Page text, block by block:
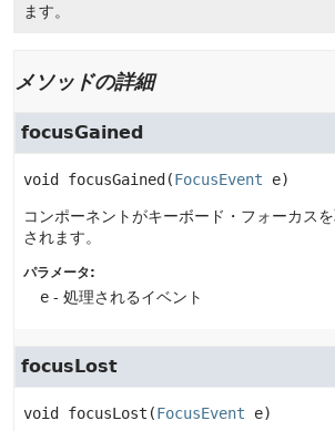
ます。
メソッドの詳細
focusGained
void focusGained (FocusEvent e)
コンポーネントがキーボード・フォーカス
されます。
パラメータ:
e - 処理されるイベント
focusLost
void focusLost (FocusEvent e)